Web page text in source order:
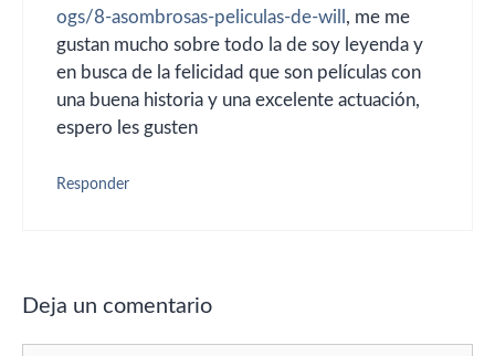
ogs/8-asombrosas-peliculas-de-will , me me
gustan mucho sobre todo la de soy leyenda y
en busca de la felicidad que son películas con
una buena historia y una excelente actuación,
espero les gusten
Responder
Deja un comentario